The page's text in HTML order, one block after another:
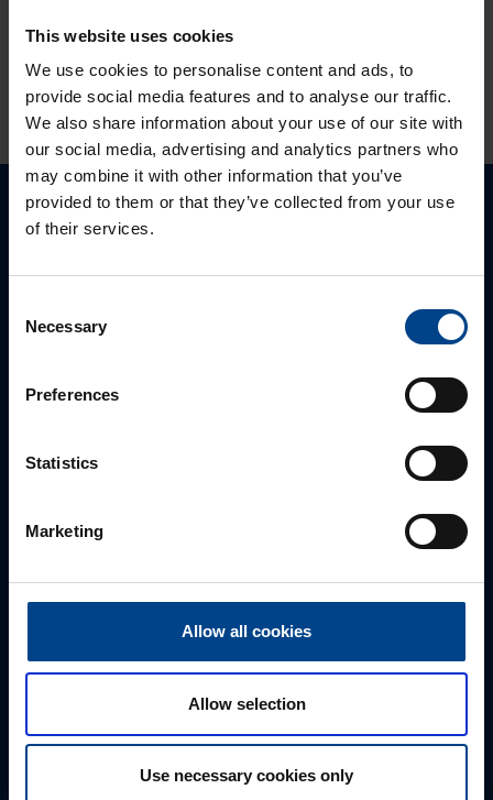
This website uses cookies
We use cookies to personalise content and ads, to
provide social media features and to analyse our traffic.
We also share information about your use of our site with
our social media, advertising and analytics partners who
may combine it with other information that you’ve
provided to them or that they’ve collected from your use
of their services.
Selection
Necessary
Preferences
Statistics
Marketing
Allow all cookies
Allow selection
Use necessary cookies only
Palun võtke meiega ühendust
Mark Milvek
+372 56560000
mark.milvek@utugroup.com
Eesnimi*